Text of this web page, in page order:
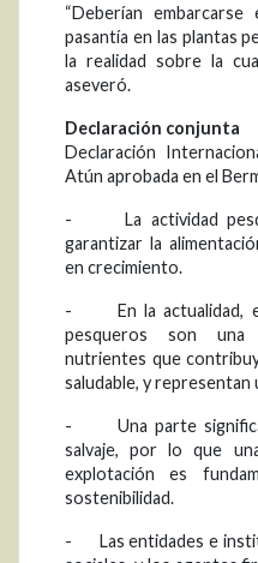
“Deberían
pasantía en las plantas
la realidad sobre la
aseveró.
Declaración conjunta
Declaración
Atún aprobada en el
- La actividad
garantizar la
en crecimiento.
- En la actualidad, el
pesqueros son una
nutrientes que
saludable, y
- Una parte
salvaje, por lo que
explotación es
sostenibilidad.
- Las entidades e